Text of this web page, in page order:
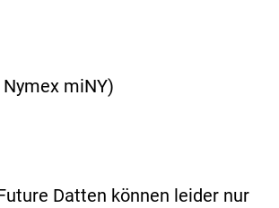
miNY)
Datten können leider nur